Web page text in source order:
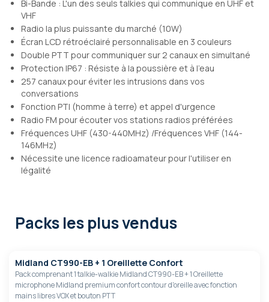
Bi-Bande : L'un des seuls talkies qui communique en UHF et
VHF
Radio la plus puissante du marché (10W)
Écran LCD rétroéclairé personnalisable en 3 couleurs
Double PTT pour communiquer sur 2 canaux en simultané
Protection IP67 : Résiste à la poussière et à l'eau
257 canaux pour éviter les intrusions dans vos
conversations
Fonction PTI (homme à terre) et appel d'urgence
Radio FM pour écouter vos stations radios préférées
Fréquences UHF (430-440MHz) /Fréquences VHF (144-
146MHz)
Nécessite une licence radioamateur pour l'utiliser en
légalité
Packs les plus vendus
Midland CT990-EB + 1 Oreillette Confort
Pack comprenant 1 talkie-walkie Midland CT990-EB + 1 Oreillette
microphone Midland premium confort contour d'oreille avec fonction
mains libres VOX et bouton PTT